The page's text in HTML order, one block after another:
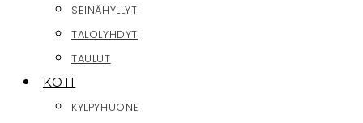
SEINÄHYLLYT
TALOLYHDYT
TAULUT
KOTI
KYLPYHUONE